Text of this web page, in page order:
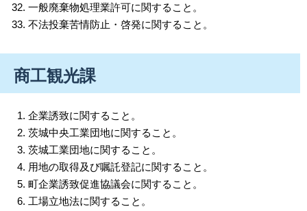
一般廃棄物処理業許可に関すること。
不法投棄苦情防止・啓発に関すること。
商工観光課
企業誘致に関すること。
茨城中央工業団地に関すること。
茨城工業団地に関すること。
用地の取得及び嘱託登記に関すること。
町企業誘致促進協議会に関すること。
工場立地法に関すること。